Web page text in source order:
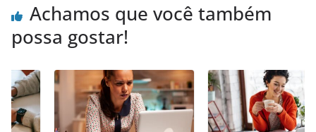
Achamos que você também
possa gostar!